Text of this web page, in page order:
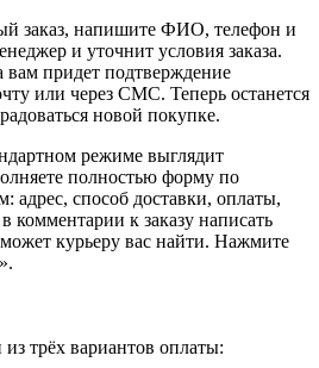
заказ, напишите ФИО, телефон и
и уточнит условия заказа.
вам придет подтверждение
или через СМС. Теперь останется
новой покупке.
режиме выглядит
полностью форму по
адрес, способ доставки, оплаты,
комментарии к заказу написать
курьеру вас найти. Нажмите
трёх вариантов оплаты: